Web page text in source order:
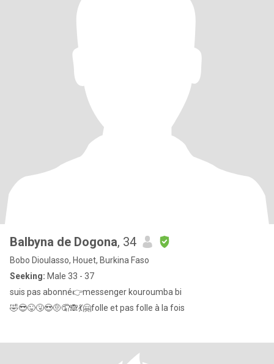
Balbyna de Dogona, 34
Bobo Dioulasso, Houet, Burkina Faso
Seeking: Male 33 - 37
suis pas abonné👉messenger kouroumba bi
🤣😎😜🤧😍🤨🤦🙈💃🤗folle et pas folle à la fois